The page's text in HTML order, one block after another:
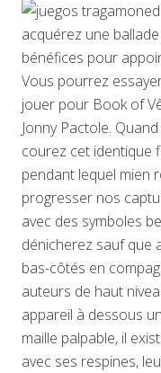
acquérez une
bénéfices pour
Vous pourrez
jouer pour Book of
Jonny Pactole.
courez cet identique
pendant lequel mien
progresser nos
avec des symboles
dénicherez sauf que
bas-côtés en
auteurs de haut
appareil à dessous
maille palpable, il
avec ses respines,